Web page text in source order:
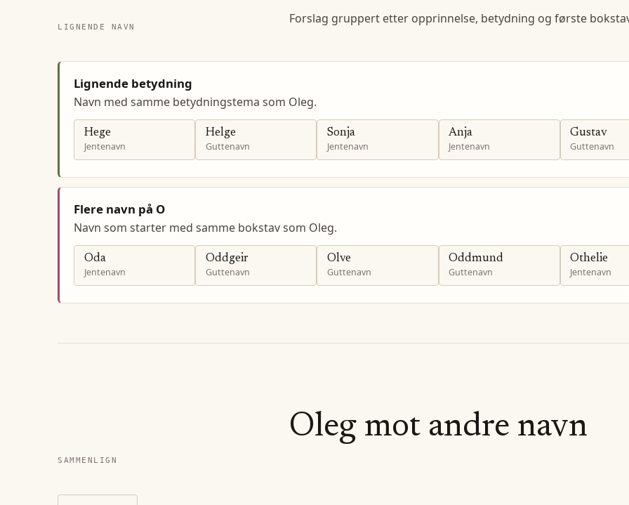
LIGNENDE NAVN
Forslag gruppert etter opprinnelse, betydning og første
Lignende betydning
Navn med samme betydningstema som Oleg.
Hege
Jentenavn
Helge
Guttenavn
Sonja
Jentenavn
Anja
Jentenavn
Gustav
Guttenavn
Flere navn på O
Navn som starter med samme bokstav som Oleg.
Oda
Jentenavn
Oddgeir
Guttenavn
Olve
Guttenavn
Oddmund
Guttenavn
Othelie
Jentenavn
SAMMENLIGN
Oleg mot andre navn